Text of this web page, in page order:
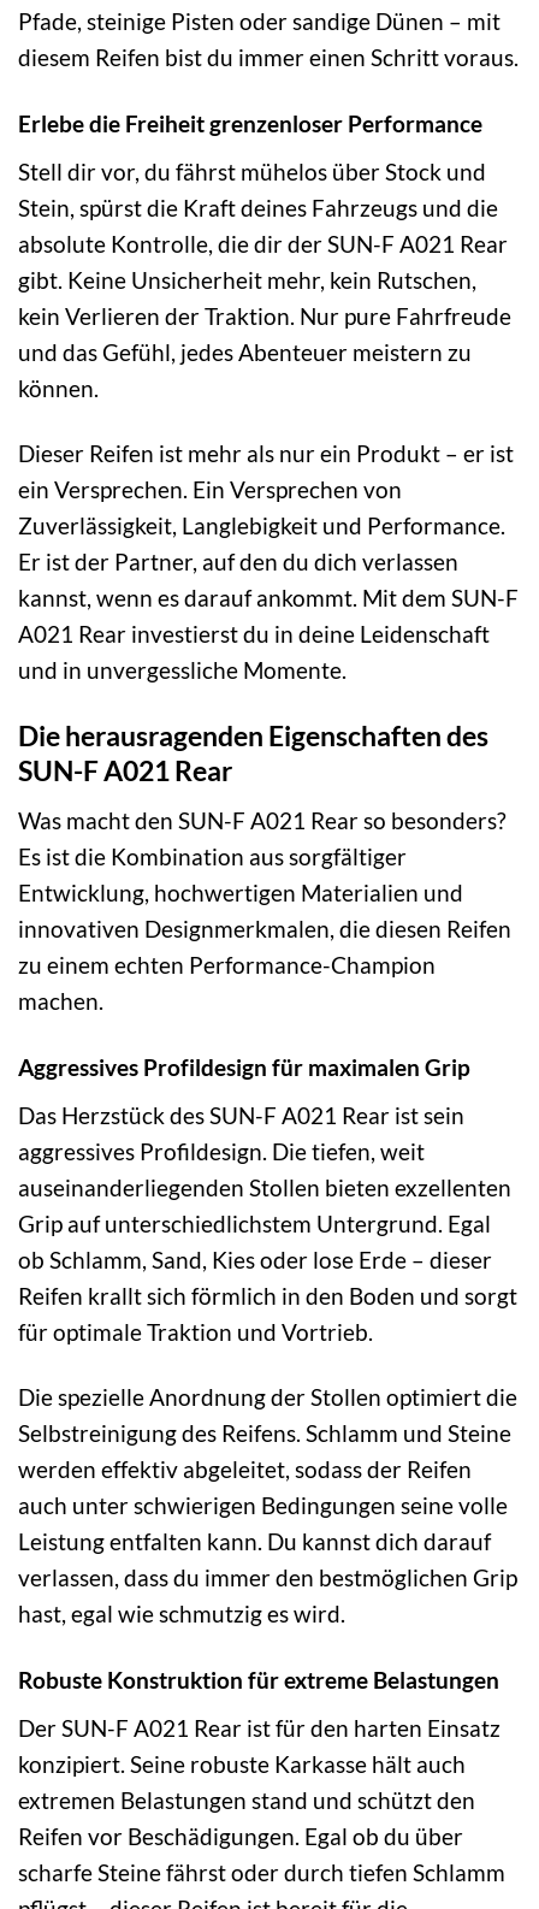
Pfade, steinige Pisten oder sandige Dünen – mit
diesem Reifen bist du immer einen Schritt voraus.
Erlebe die Freiheit grenzenloser Performance
Stell dir vor, du fährst mühelos über Stock und
Stein, spürst die Kraft deines Fahrzeugs und die
absolute Kontrolle, die dir der SUN-F A021 Rear
gibt. Keine Unsicherheit mehr, kein Rutschen,
kein Verlieren der Traktion. Nur pure Fahrfreude
und das Gefühl, jedes Abenteuer meistern zu
können.
Dieser Reifen ist mehr als nur ein Produkt – er ist
ein Versprechen. Ein Versprechen von
Zuverlässigkeit, Langlebigkeit und Performance.
Er ist der Partner, auf den du dich verlassen
kannst, wenn es darauf ankommt. Mit dem SUN-F
A021 Rear investierst du in deine Leidenschaft
und in unvergessliche Momente.
Die herausragenden Eigenschaften des
SUN-F A021 Rear
Was macht den SUN-F A021 Rear so besonders?
Es ist die Kombination aus sorgfältiger
Entwicklung, hochwertigen Materialien und
innovativen Designmerkmalen, die diesen Reifen
zu einem echten Performance-Champion
machen.
Aggressives Profildesign für maximalen Grip
Das Herzstück des SUN-F A021 Rear ist sein
aggressives Profildesign. Die tiefen, weit
auseinanderliegenden Stollen bieten exzellenten
Grip auf unterschiedlichstem Untergrund. Egal
ob Schlamm, Sand, Kies oder lose Erde – dieser
Reifen krallt sich förmlich in den Boden und sorgt
für optimale Traktion und Vortrieb.
Die spezielle Anordnung der Stollen optimiert die
Selbstreinigung des Reifens. Schlamm und Steine
werden effektiv abgeleitet, sodass der Reifen
auch unter schwierigen Bedingungen seine volle
Leistung entfalten kann. Du kannst dich darauf
verlassen, dass du immer den bestmöglichen Grip
hast, egal wie schmutzig es wird.
Robuste Konstruktion für extreme Belastungen
Der SUN-F A021 Rear ist für den harten Einsatz
konzipiert. Seine robuste Karkasse hält auch
extremen Belastungen stand und schützt den
Reifen vor Beschädigungen. Egal ob du über
scharfe Steine fährst oder durch tiefen Schlamm